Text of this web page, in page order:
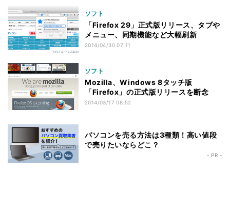
ソフト
「Firefox 29」正式版リリース、タブや
メニュー、同期機能など大幅刷新
2014/04/30 07:11
ソフト
Mozilla、Windows 8タッチ版
「Firefox」の正式版リリースを断念
2014/03/17 08:52
パソコンを売る方法は3種類！高い値段
で売りたいならどこ？
- PR -